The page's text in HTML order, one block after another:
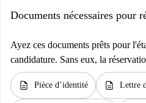
Documents nécessaires pour
Ayez ces documents prêts pour
candidature. Sans eux, la
description Pièce d’identité description Lettre